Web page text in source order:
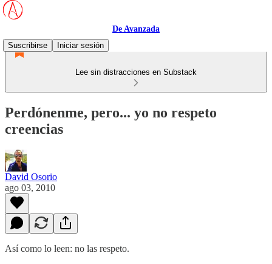
De Avanzada
Suscribirse
Iniciar sesión
Lee sin distracciones en Substack
Perdónenme, pero... yo no respeto
creencias
David Osorio
ago 03, 2010
Así como lo leen: no las respeto.